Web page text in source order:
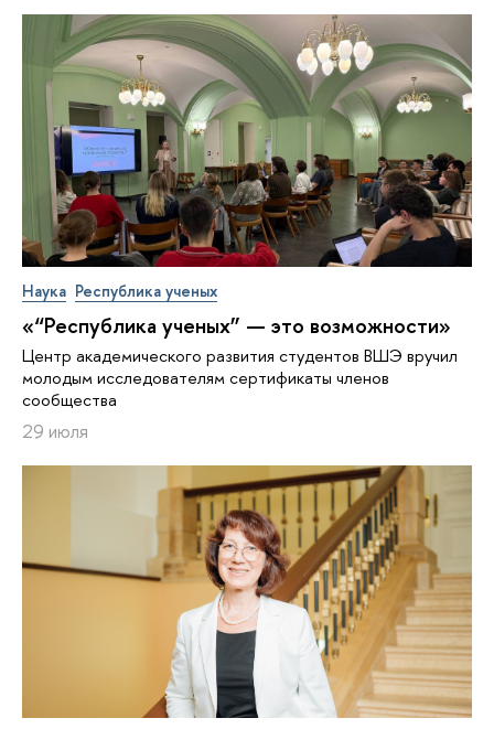
Наука Республика ученых
«“Республика ученых” — это возможности»
Центр академического развития студентов ВШЭ вручил
молодым исследователям сертификаты членов
сообщества
29 июля